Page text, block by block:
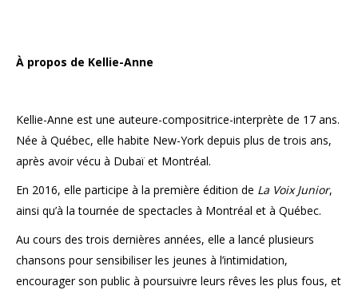
À propos de Kellie-Anne
Kellie-Anne est une auteure-compositrice-interprète de 17 ans.
Née à Québec, elle habite New-York depuis plus de trois ans,
après avoir vécu à Dubaï et Montréal.
En 2016, elle participe à la première édition de La Voix Junior,
ainsi qu’à la tournée de spectacles à Montréal et à Québec.
Au cours des trois dernières années, elle a lancé plusieurs
chansons pour sensibiliser les jeunes à l’intimidation,
encourager son public à poursuivre leurs rêves les plus fous, et